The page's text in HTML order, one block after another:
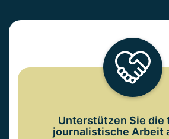
Unterstützen Sie die
journalistische Arbeit